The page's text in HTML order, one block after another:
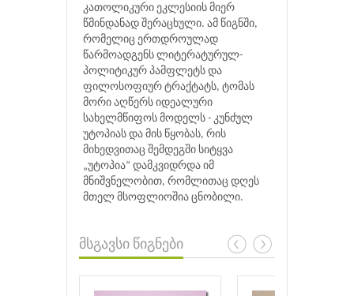
კათოლიკური ეკლესიის მიერ
წმინდანად შერაცხული. ამ წიგნში,
რომელიც ერთდროულად
წარმოადგენს ლიტერატურულ-
პოლიტიკურ პამფლეტს და
ფილოსოფიურ ტრაქტატს, ტომას
მორი აღწერს იდეალური
სახელმწიფოს მოდელს - კუნძულ
უტოპიას და მის წყობას, რის
მიხედვითაც შემდეგში სიტყვა
„უტოპია“ დამკვიდრდა იმ
მნიშვნელობით, რომლითაც დღეს
მთელ მსოფლიოშია ცნობილი.
მსგავსი წიგნები